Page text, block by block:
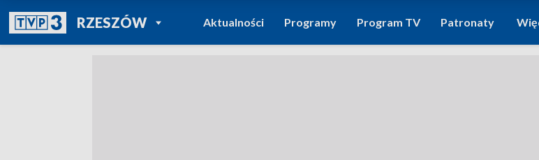
RZESZÓWPOWRÓT DO
TVP REGIONY
Aktualności Programy Program TV Patronaty